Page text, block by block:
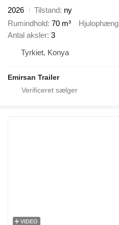
2026
Tilstand ny
Rumindhold 70 m³ Hjulophæng
Antal aksler 3
Tyrkiet, Konya
Emirsan Trailer
VIDEO